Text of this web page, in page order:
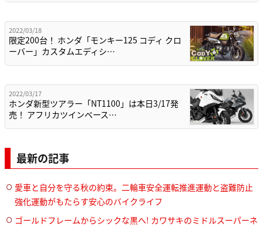
2022/03/18
限定200台！ ホンダ「モンキー125 コディ クロ
ーバー」カスタムエディシ…
2022/03/17
ホンダ新型ツアラー「NT1100」は本日3/17発
売！ アフリカツインベース…
最新の記事
愛車と自分を守る秋の約束。二輪車安全運転推進運動と盗難防止
強化運動がもたらす安心のバイクライフ
ゴールドフレームからシックな黒へ! カワサキのミドルスーパーネ